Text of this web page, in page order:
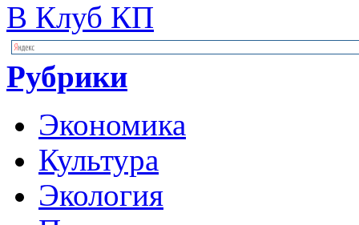
В Клуб КП
Рубрики
Экономика
Культура
Экология